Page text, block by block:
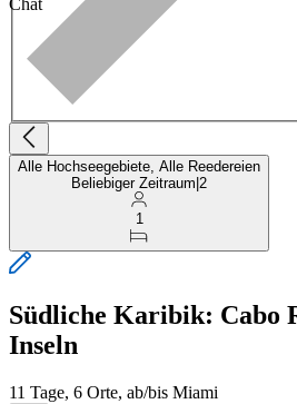
Alle Hochseegebiete, Alle Reedereien
Beliebiger Zeitraum 2
1
Südliche Karibik: Cabo
Inseln
11 Tage, 6 Orte, ab/bis Miami